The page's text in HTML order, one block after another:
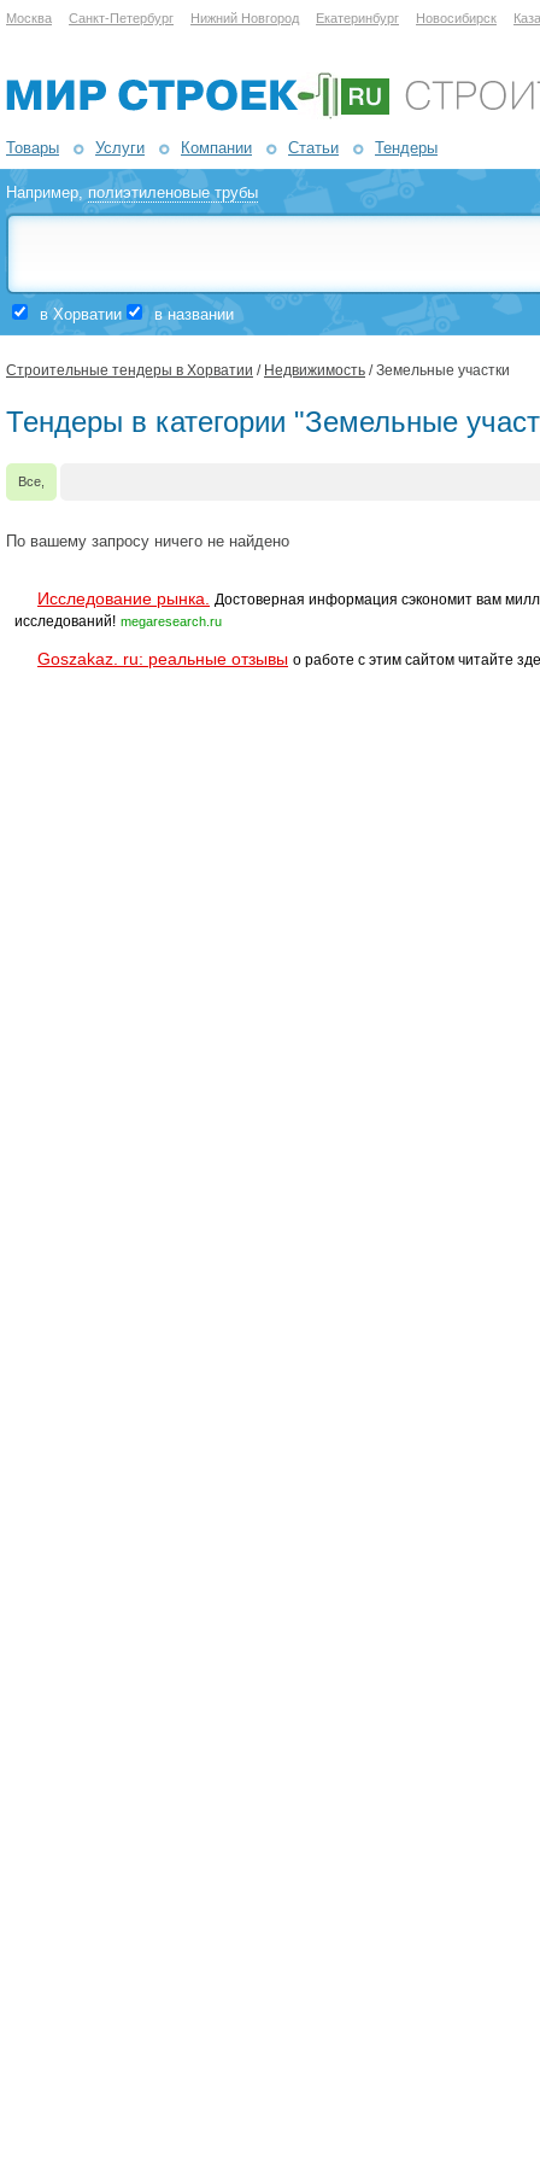
Москва Санкт-Петербург Нижний Новгород Екатеринбург Новосибирск
Товары Услуги Компании Статьи Тендеры
Например,полиэтиленовые трубы
в Хорватии в названии
Строительные тендеры в Хорватии / Недвижимость / Земельные участки
Тендеры в категории "Земельные
Все,
По вашему запросу ничего не найдено
Исследование рынка.
Достоверная информация сэкономит вам
исследований! megaresearch.ru
Goszakaz. ru: реальные отзывы о работе с этим сайтом читайте